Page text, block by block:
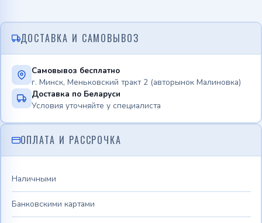
ДОСТАВКА И САМОВЫВОЗ
Самовывоз бесплатно
г. Минск, Меньковский тракт 2 (авторынок Малиновка)
Доставка по Беларуси
Условия уточняйте у специалиста
ОПЛАТА И РАССРОЧКА
Наличными
Банковскими картами